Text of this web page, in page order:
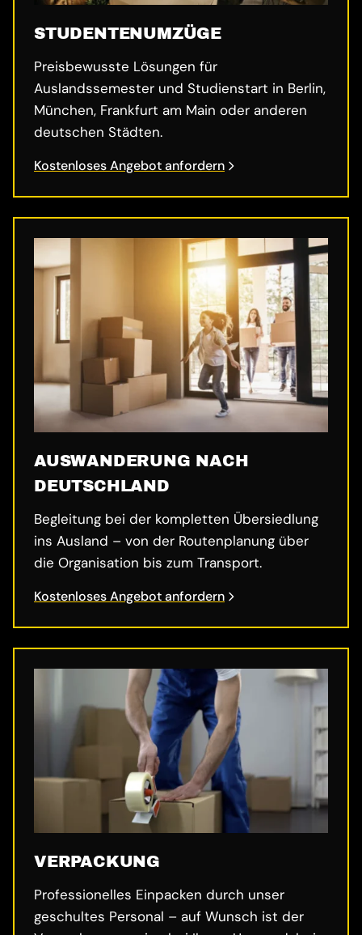
STUDENTENUMZÜGE
Preisbewusste Lösungen für
Auslandssemester und Studienstart in Berlin,
München, Frankfurt am Main oder anderen
deutschen Städten.
Kostenloses Angebot anfordern
AUSWANDERUNG NACH
DEUTSCHLAND
Begleitung bei der kompletten Übersiedlung
ins Ausland – von der Routenplanung über
die Organisation bis zum Transport.
Kostenloses Angebot anfordern
VERPACKUNG
Professionelles Einpacken durch unser
geschultes Personal – auf Wunsch ist der